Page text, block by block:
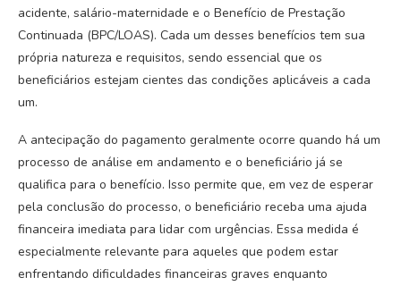
acidente, salário-maternidade e o Benefício de Prestação
Continuada (BPC/LOAS). Cada um desses benefícios tem sua
própria natureza e requisitos, sendo essencial que os
beneficiários estejam cientes das condições aplicáveis a cada
um.
A antecipação do pagamento geralmente ocorre quando há um
processo de análise em andamento e o beneficiário já se
qualifica para o benefício. Isso permite que, em vez de esperar
pela conclusão do processo, o beneficiário receba uma ajuda
financeira imediata para lidar com urgências. Essa medida é
especialmente relevante para aqueles que podem estar
enfrentando dificuldades financeiras graves enquanto